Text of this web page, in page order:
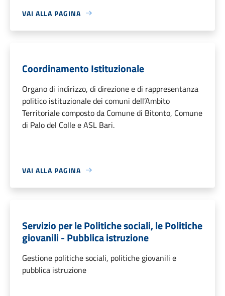
VAI ALLA PAGINA
Coordinamento Istituzionale
Organo di indirizzo, di direzione e di rappresentanza
politico istituzionale dei comuni dell’Ambito
Territoriale composto da Comune di Bitonto, Comune
di Palo del Colle e ASL Bari.
VAI ALLA PAGINA
Servizio per le Politiche sociali, le Politiche
giovanili - Pubblica istruzione
Gestione politiche sociali, politiche giovanili e
pubblica istruzione